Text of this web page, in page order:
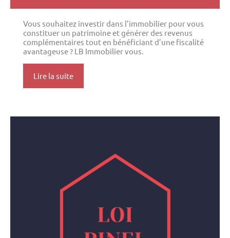
Vous souhaitez investir dans l’immobilier pour vous
constituer un patrimoine et générer des revenus
complémentaires tout en bénéficiant d’une fiscalité
avantageuse ? LB Immobilier vous.
Lire la suite